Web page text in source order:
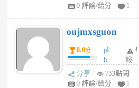
V
個
月
前
gy
個
月
前
0 評論/給分
1
oujmxsguon
0.0分
pl
h
wi
w
舉
報
分享
733點閱
0 評論/給分
1